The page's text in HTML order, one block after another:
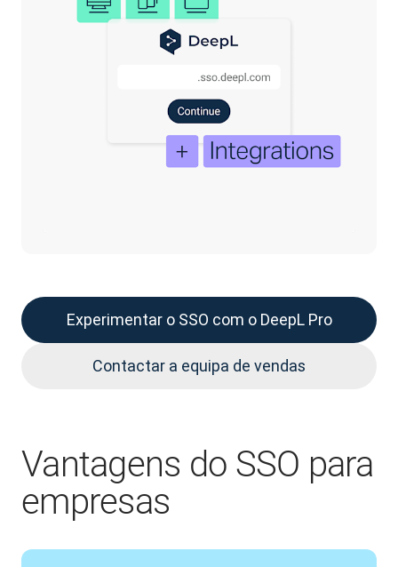
Experimentar o SSO com o DeepL Pro
Contactar a equipa de vendas
Vantagens do SSO para
empresas